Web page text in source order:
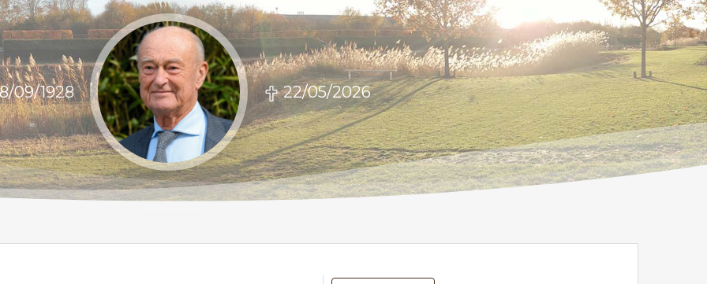
09/1928 22/05/2026